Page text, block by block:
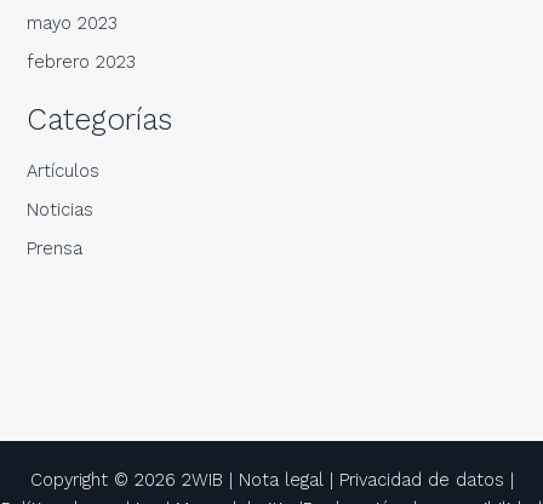
mayo 2023
febrero 2023
Categorías
Artículos
Noticias
Prensa
Copyright © 2026 2WIB | Nota legal| Privacidad de datos |